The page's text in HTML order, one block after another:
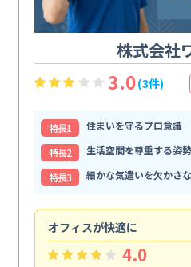
株式会社
3.0(3件)
特⻑1
住まいを守るプロ意識
特⻑2
生活空間を尊重する姿勢
特⻑3
細かな気遣いを欠かさ
オフィスが快適に
4.0